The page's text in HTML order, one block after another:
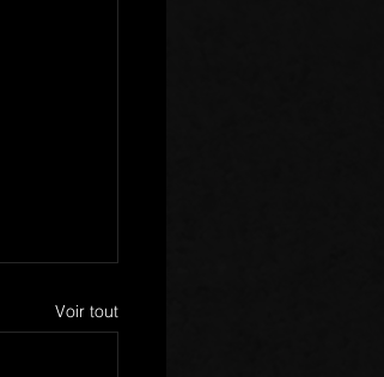
Voir tout